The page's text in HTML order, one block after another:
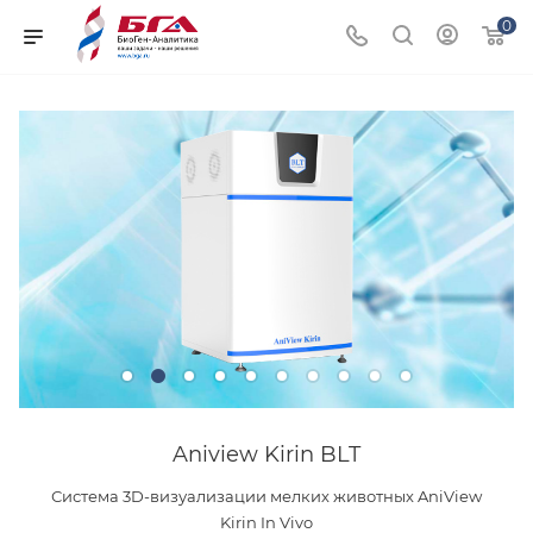
0
Aniview Kirin BLT
Система 3D-визуализации мелких животных AniView
Kirin In Vivo